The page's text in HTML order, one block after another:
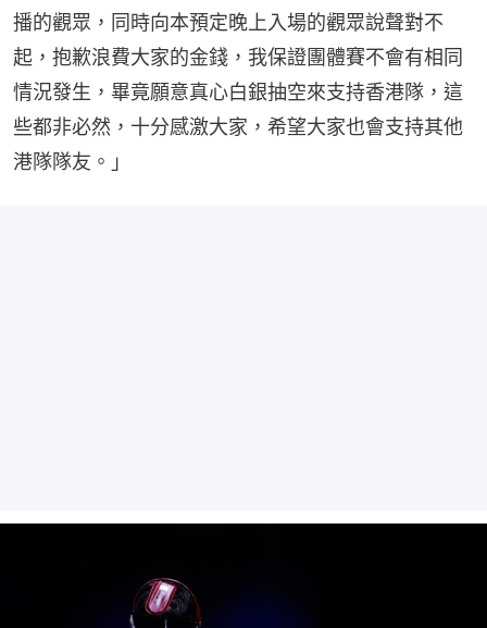
播的觀眾，同時向本預定晚上入場的觀眾說聲對不
起，抱歉浪費大家的金錢，我保證團體賽不會有相同
情況發生，畢竟願意真心白銀抽空來支持香港隊，這
些都非必然，十分感激大家，希望大家也會支持其他
港隊隊友。」